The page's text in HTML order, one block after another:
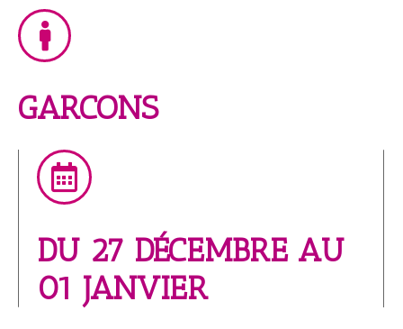
GARCONS
DU 27 DÉCEMBRE AU
01 JANVIER